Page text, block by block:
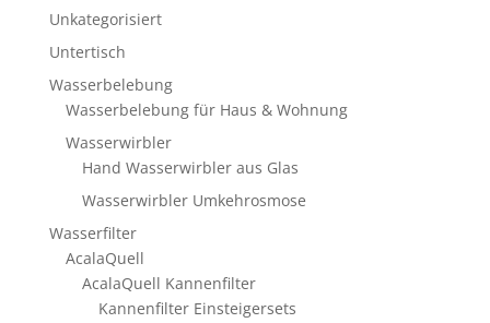
Unkategorisiert
Untertisch
Wasserbelebung
Wasserbelebung für Haus & Wohnung
Wasserwirbler
Hand Wasserwirbler aus Glas
Wasserwirbler Umkehrosmose
Wasserfilter
AcalaQuell
AcalaQuell Kannenfilter
Kannenfilter Einsteigersets